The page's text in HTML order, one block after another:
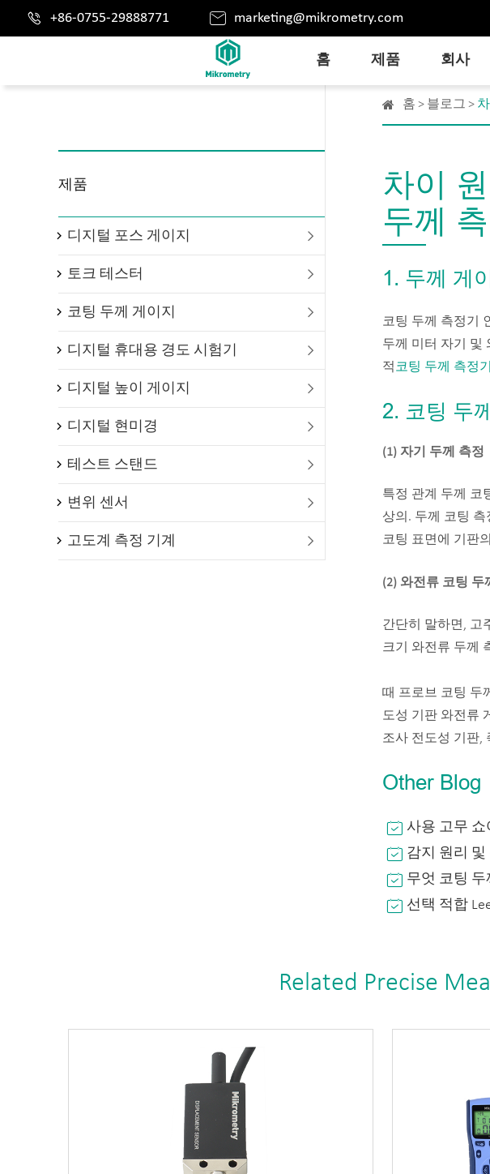
 +86-0755-29888771  marketing@mikrometry.com
홈 제품 회사
제품
 디지털 포스 게이지
 토크 테스터
 코팅 두께 게이지
 디지털 휴대용 경도 시험기
 디지털 높이 게이지
 디지털 현미경
 테스트 스탠드
 변위 센서
 고도계 측정 기계
홈 블로그
차이
두께
1. 두께 게
코팅 두께 측정기
두께 미터 자기 및
적코팅 두께 측정기
2. 코팅 두
(1) 자기 두께 측정
특정 관계 두께 코
상의. 두께 코팅
코팅 표면에 기판
(2) 와전류 코팅 두
간단히 말하면, 고
크기 와전류 두께
때 프로브 코팅 두
도성 기판 와전류
조사 전도성 기판,
Other Blog
사용 고무
감지 원리 및
무엇 코팅 두
선택 적합
Related Precise